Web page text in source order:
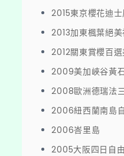
2015東京櫻花迪
2013加東楓葉絕
2012關東賞櫻百
2009美加峽谷黃
2008歐洲德瑞法
2006紐西蘭南島
2006峇里島
2005大阪四日自